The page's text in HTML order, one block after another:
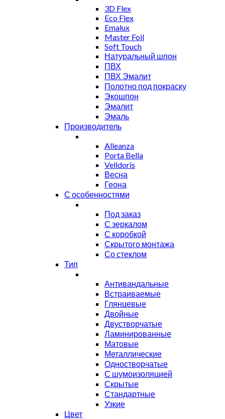
3D Flex
Eco Flex
Emalux
Master Foil
Soft Touch
Натуральный шпон
ПВХ
ПВХ Эмалит
Полотно под покраску
Экошпон
Эмалит
Эмаль
Производитель
Alleanza
Porta Bella
Velldoris
Весна
Геона
С особенностями
Под заказ
С зеркалом
С коробкой
Скрытого монтажа
Со стеклом
Тип
Антивандальные
Встраиваемые
Глянцевые
Двойные
Двустворчатые
Ламинированные
Матовые
Металлические
Одностворчатые
С шумоизоляцией
Скрытые
Стандартные
Узкие
Цвет